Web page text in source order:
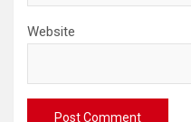
Website